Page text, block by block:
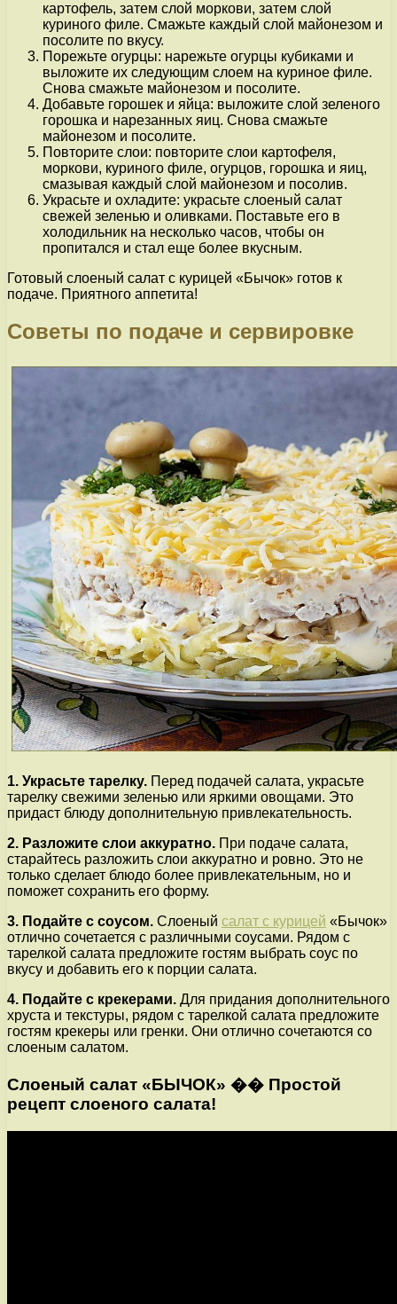
картофель, затем слой моркови, затем слой
куриного филе. Смажьте каждый слой майонезом и
посолите по вкусу.
Порежьте огурцы: нарежьте огурцы кубиками и
выложите их следующим слоем на куриное филе.
Снова смажьте майонезом и посолите.
Добавьте горошек и яйца: выложите слой зеленого
горошка и нарезанных яиц. Снова смажьте
майонезом и посолите.
Повторите слои: повторите слои картофеля,
моркови, куриного филе, огурцов, горошка и яиц,
смазывая каждый слой майонезом и посолив.
Украсьте и охладите: украсьте слоеный салат
свежей зеленью и оливками. Поставьте его в
холодильник на несколько часов, чтобы он
пропитался и стал еще более вкусным.
Готовый слоеный салат с курицей «Бычок» готов к
подаче. Приятного аппетита!
Советы по подаче и сервировке
1. Украсьте тарелку. Перед подачей салата, украсьте
тарелку свежими зеленью или яркими овощами. Это
придаст блюду дополнительную привлекательность.
2. Разложите слои аккуратно. При подаче салата,
старайтесь разложить слои аккуратно и ровно. Это не
только сделает блюдо более привлекательным, но и
поможет сохранить его форму.
3. Подайте с соусом. Слоеный салат с курицей «Бычок»
отлично сочетается с различными соусами. Рядом с
тарелкой салата предложите гостям выбрать соус по
вкусу и добавить его к порции салата.
4. Подайте с крекерами. Для придания дополнительного
хруста и текстуры, рядом с тарелкой салата предложите
гостям крекеры или гренки. Они отлично сочетаются со
слоеным салатом.
Слоеный салат «БЫЧОК» �� Простой
рецепт слоеного салата!